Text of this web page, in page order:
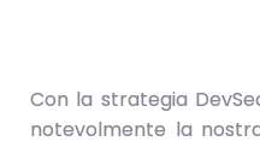
Con la strategia
notevolmente la